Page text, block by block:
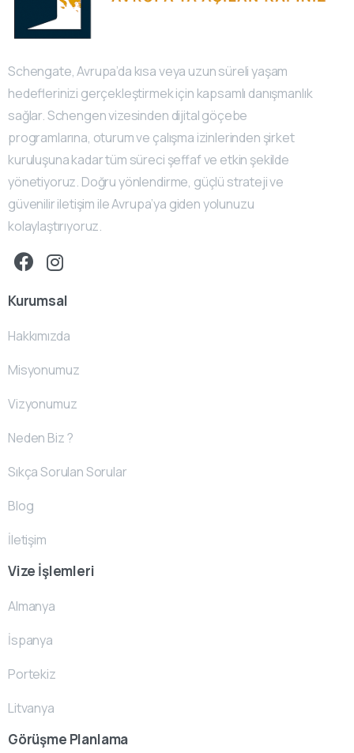
Schengate, Avrupa’da kısa veya uzun süreli yaşam
hedeflerinizi gerçekleştirmek için kapsamlı danışmanlık
sağlar. Schengen vizesinden dijital göçebe
programlarına, oturum ve çalışma izinlerinden şirket
kuruluşuna kadar tüm süreci şeffaf ve etkin şekilde
yönetiyoruz. Doğru yönlendirme, güçlü strateji ve
güvenilir iletişim ile Avrupa’ya giden yolunuzu
kolaylaştırıyoruz.
Kurumsal
Hakkımızda
Misyonumuz
Vizyonumuz
Neden Biz ?
Sıkça Sorulan Sorular
Blog
İletişim
Vize İşlemleri
Almanya
İspanya
Portekiz
Litvanya
Görüşme Planlama